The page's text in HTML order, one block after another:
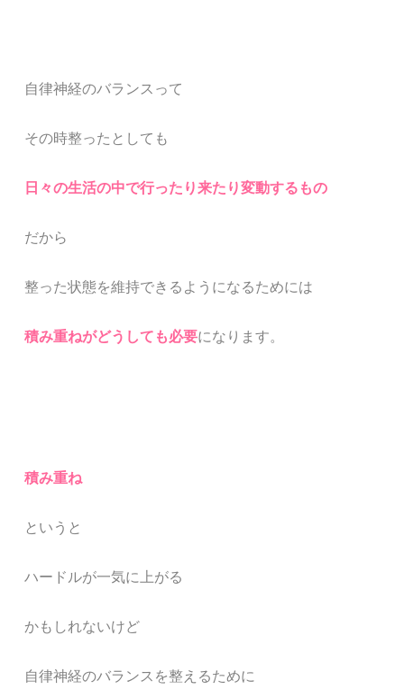
自律神経のバランスって
その時整ったとしても
日々の生活の中で行ったり来たり変動するもの
だから
整った状態を維持できるようになるためには
積み重ねがどうしても必要になります。
積み重ね
というと
ハードルが一気に上がる
かもしれないけど
自律神経のバランスを整えるために